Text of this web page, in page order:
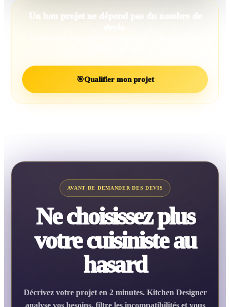
Un bon projet ne dépend pas du nombre de
🎯Qualifier mon projet
AVANT DE DEMANDER DES DEVIS
Ne choisissez plus
votre cuisiniste au
hasard
Décrivez votre projet en 2 minutes. Kitchen Designer
analyse vos besoins, filtre les incompatibilités et vous